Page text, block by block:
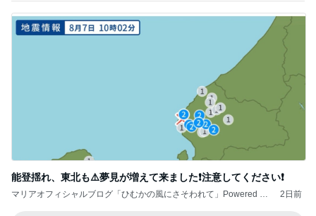
能登揺れ、東北も⚠️夢見が増えて来ました❗️注意してください❗️
マリアオフィシャルブログ「ひむかの風にさそわれて」Powered by
2日前